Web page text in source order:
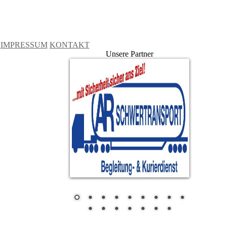
IMPRESSUM KONTAKT
Unsere Partner